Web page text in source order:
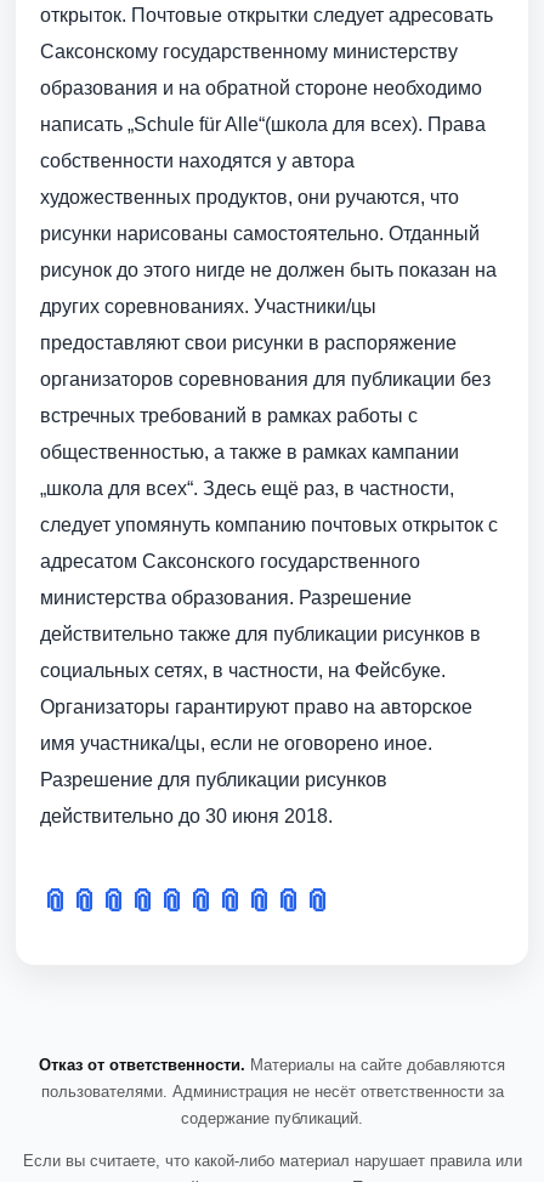
открыток. Почтовые открытки следует адресовать
Саксонскому государственному министерству
образования и на обратной стороне необходимо
написать „Schule für Alle“(школа для всех). Права
собственности находятся у автора
художественных продуктов, они ручаются, что
рисунки нарисованы самостоятельно. Отданный
рисунок до этого нигде не должен быть показан на
других соревнованиях. Участники/цы
предоставляют свои рисунки в распоряжение
организаторов соревнования для публикации без
встречных требований в рамках работы с
общественностью, а также в рамках кампании
„школа для всех“. Здесь ещё раз, в частности,
следует упомянуть компанию почтовых открыток с
адресатом Саксонского государственного
министерства образования. Разрешение
действительно также для публикации рисунков в
социальных сетях, в частности, на Фейсбуке.
Организаторы гарантируют право на авторское
имя участника/цы, если не оговорено иное.
Разрешение для публикации рисунков
действительно до 30 июня 2018.
📎 📎 📎 📎 📎 📎 📎 📎 📎 📎
Отказ от ответственности. Материалы на сайте добавляются
пользователями. Администрация не несёт ответственности за
содержание публикаций.
Если вы считаете, что какой-либо материал нарушает правила или